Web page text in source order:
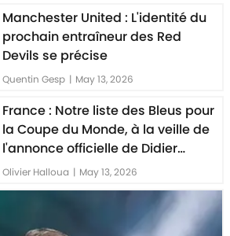
Manchester United : L'identité du
prochain entraîneur des Red
Devils se précise
Quentin Gesp | May 13, 2026
France : Notre liste des Bleus pour
la Coupe du Monde, à la veille de
l'annonce officielle de Didier
Deschamps
Olivier Halloua | May 13, 2026